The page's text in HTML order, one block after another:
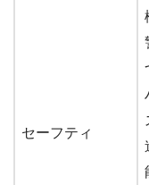
セーフティ